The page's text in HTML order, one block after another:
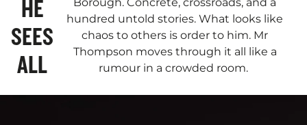
HE
SEES
ALL
hundred untold stories. What looks like
chaos to others is order to him. Mr
Thompson moves through it all like a
rumour in a crowded room.​